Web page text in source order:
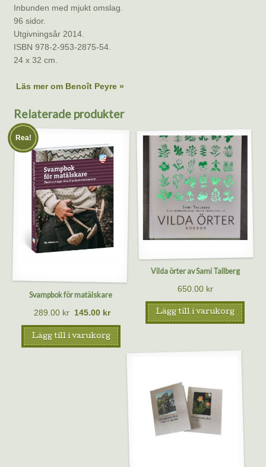
Inbunden med mjukt omslag.
96 sidor.
Utgivningsår 2014.
ISBN 978-2-953-2875-54.
24 x 32 cm.
Läs mer om Benoît Peyre »
Relaterade produkter
Svampbok för matälskare
289.00 kr 145.00 kr
Rea!
Lägg till i varukorg
Vilda örter av Sami Tallberg
650.00 kr
Lägg till i varukorg